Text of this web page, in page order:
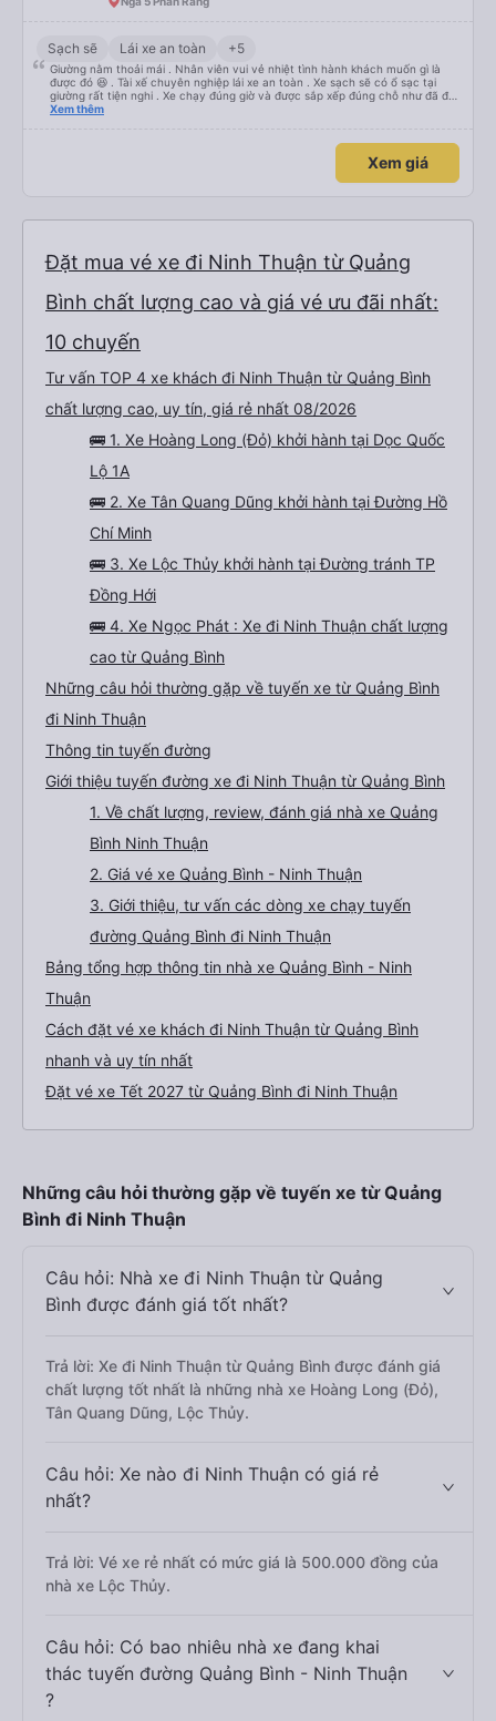
Sạch sẽ Lái xe an toàn +5
Giường nằm thoải mái . Nhân viên vui vẻ nhiệt tình hành khách muốn gì là
được đó 😆 . Tài xế chuyên nghiệp lái xe an toàn . Xe sạch sẽ có ổ sạc tại
giường rất tiện nghi . Xe chạy đúng giờ và được sắp xếp đúng chỗ như đã đặt
. Điểm 10 cho hoàng long đỏ 👍
Xem thêm
Xem giá
Đặt mua vé xe đi Ninh Thuận từ Quảng
Bình chất lượng cao và giá vé ưu đãi nhất:
10 chuyến
Tư vấn TOP 4 xe khách đi Ninh Thuận từ Quảng Bình
chất lượng cao, uy tín, giá rẻ nhất 08/2026
🚌 1. Xe Hoàng Long (Đỏ) khởi hành tại Dọc Quốc
Lộ 1A
🚌 2. Xe Tân Quang Dũng khởi hành tại Đường Hồ
Chí Minh
🚌 3. Xe Lộc Thủy khởi hành tại Đường tránh TP
Đồng Hới
🚌 4. Xe Ngọc Phát : Xe đi Ninh Thuận chất lượng
cao từ Quảng Bình
Những câu hỏi thường gặp về tuyến xe từ Quảng Bình
đi Ninh Thuận
Thông tin tuyến đường
Giới thiệu tuyến đường xe đi Ninh Thuận từ Quảng Bình
1. Về chất lượng, review, đánh giá nhà xe Quảng
Bình Ninh Thuận
2. Giá vé xe Quảng Bình - Ninh Thuận
3. Giới thiệu, tư vấn các dòng xe chạy tuyến
đường Quảng Bình đi Ninh Thuận
Bảng tổng hợp thông tin nhà xe Quảng Bình - Ninh
Thuận
Cách đặt vé xe khách đi Ninh Thuận từ Quảng Bình
nhanh và uy tín nhất
Đặt vé xe Tết 2027 từ Quảng Bình đi Ninh Thuận
Những câu hỏi thường gặp về tuyến xe từ Quảng
Bình đi Ninh Thuận
Câu hỏi: Nhà xe đi Ninh Thuận từ Quảng
Bình được đánh giá tốt nhất?
Trả lời: Xe đi Ninh Thuận từ Quảng Bình được đánh giá
chất lượng tốt nhất là những nhà xe Hoàng Long (Đỏ),
Tân Quang Dũng, Lộc Thủy.
Câu hỏi: Xe nào đi Ninh Thuận có giá rẻ
nhất?
Trả lời: Vé xe rẻ nhất có mức giá là 500.000 đồng của
nhà xe Lộc Thủy.
Câu hỏi: Có bao nhiêu nhà xe đang khai
thác tuyến đường Quảng Bình - Ninh Thuận
?